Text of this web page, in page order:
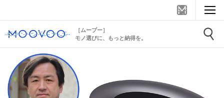
［ムーブー］
モノ選びに、もっと納得を。